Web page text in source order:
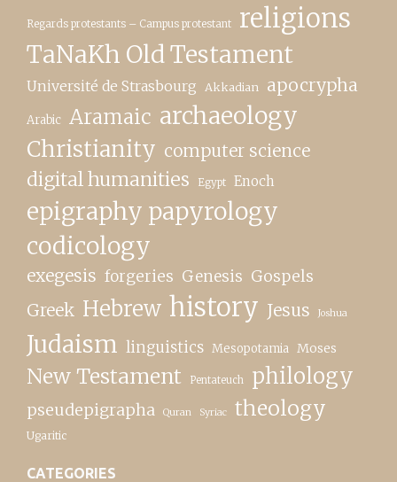
Regards protestants – Campus protestant religions
TaNaKh Old Testament
Université de Strasbourg Akkadian apocrypha
Arabic Aramaic archaeology
Christianity computer science
digital humanities Egypt Enoch
epigraphy papyrology
codicology
exegesis forgeries Genesis Gospels
Greek Hebrew history Jesus Joshua
Judaism linguistics Mesopotamia Moses
New Testament Pentateuch philology
pseudepigrapha Quran Syriac theology
Ugaritic
CATEGORIES